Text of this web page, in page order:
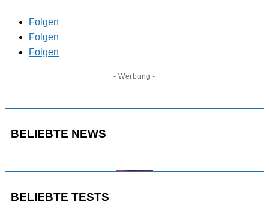
Folgen
Folgen
Folgen
- Werbung -
BELIEBTE NEWS
BELIEBTE TESTS